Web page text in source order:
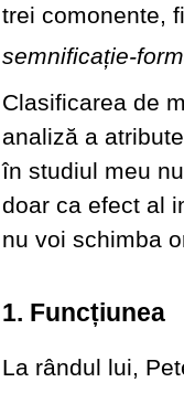
trei comonente,
semnificație-
Clasificarea de
analiză a
în studiul meu
doar ca efect al
nu voi schimba
1. Funcțiunea
La rândul lui,